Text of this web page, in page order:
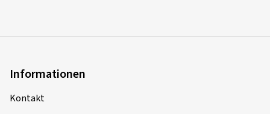
Informationen
Kontakt